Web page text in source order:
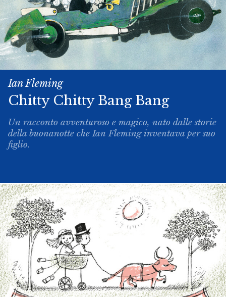
Ian Fleming
Chitty­ Chitty ­Bang ­Bang
Un racconto avventuroso e magico, nato dalle storie
della buonanotte che Ian Fleming inventava per suo
figlio.